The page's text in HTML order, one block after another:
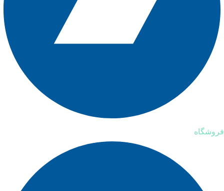
فروشگاه